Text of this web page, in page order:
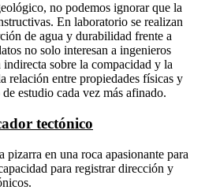
no podemos ignorar que la
En laboratorio se realizan
de agua y durabilidad frente a
no solo interesan a ingenieros
sobre la compacidad y la
relación entre propiedades físicas y
estudio cada vez más afinado.
tectónico
pizarra en una roca apasionante para
para registrar dirección y